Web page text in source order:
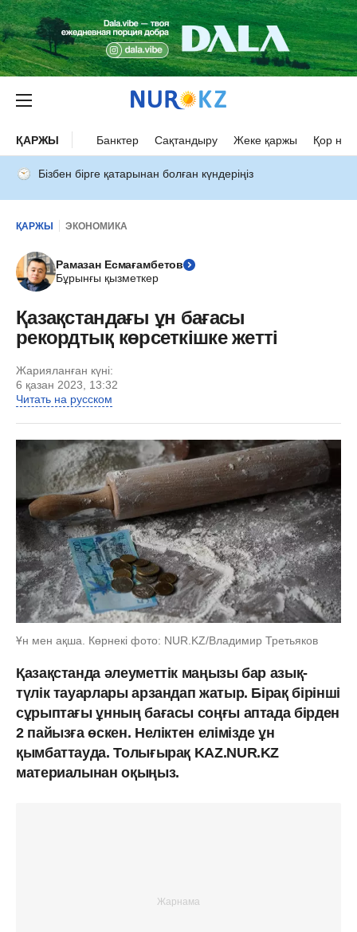
ҚАРЖЫ Банктер Сақтандыру Жеке қаржы Қор
Бізбен бірге қатарынан болған күндеріңіз
ҚАРЖЫ ЭКОНОМИКА
Рамазан Есмағамбетов
Бұрынғы қызметкер
Қазақстандағы ұн бағасы
рекордтық көрсеткішке жетті
Жарияланған күні:
6 қазан 2023, 13:32
Читать на русском
Ұн мен ақша. Көрнекі фото: NUR.KZ/Владимир Третьяков
Қазақстанда әлеуметтік маңызы бар азық-
түлік тауарлары арзандап жатыр. Бірақ бірінші
сұрыптағы ұнның бағасы соңғы аптада бірден
2 пайызға өскен. Неліктен елімізде ұн
қымбаттауда. Толығырақ KAZ.NUR.KZ
материалынан оқыңыз.